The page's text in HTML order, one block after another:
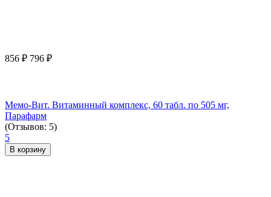
856 ₽ 796 ₽
Мемо-Вит. Витаминный комплекс, 60 табл. по 505 мг,
Парафарм
(Отзывов: 5)
5
В корзину